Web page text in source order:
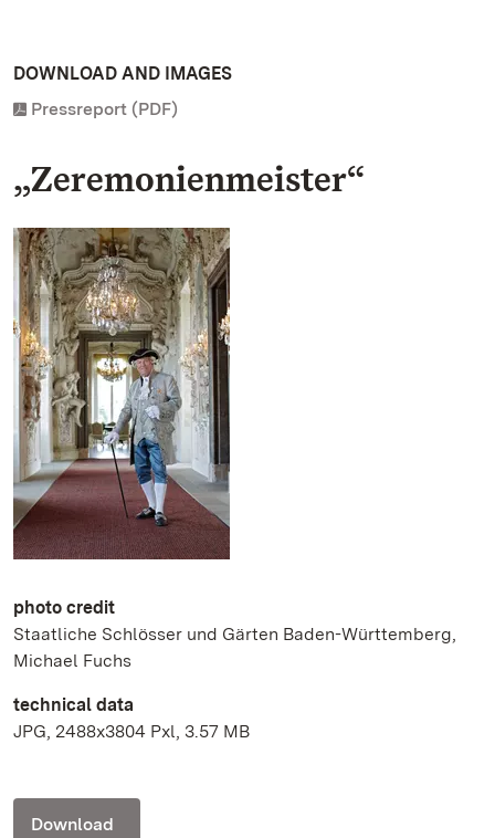
DOWNLOAD AND IMAGES
Pressreport (PDF)
„Zeremonienmeister“
photo credit
Staatliche Schlösser und Gärten Baden-Württemberg,
Michael Fuchs
technical data
JPG, 2488x3804 Pxl, 3.57 MB
Download